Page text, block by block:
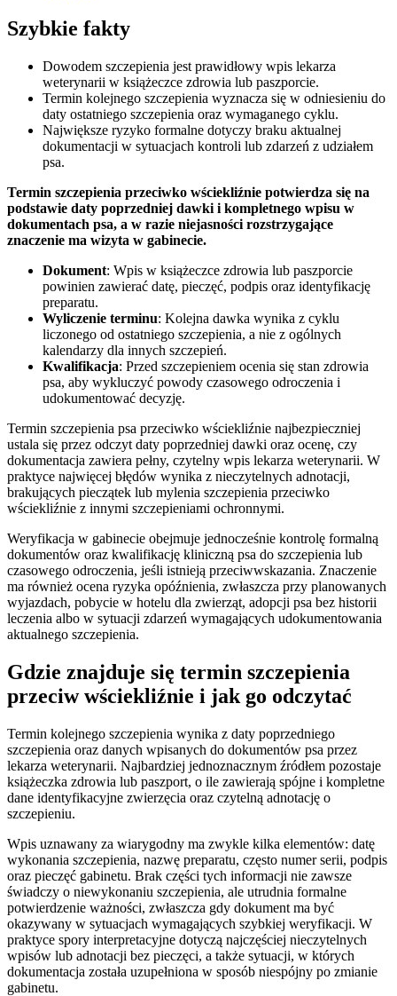
Szybkie fakty
Dowodem szczepienia jest prawidłowy wpis lekarza
weterynarii w książeczce zdrowia lub paszporcie.
Termin kolejnego szczepienia wyznacza się w odniesieniu do
daty ostatniego szczepienia oraz wymaganego cyklu.
Największe ryzyko formalne dotyczy braku aktualnej
dokumentacji w sytuacjach kontroli lub zdarzeń z udziałem
psa.
Termin szczepienia przeciwko wściekliźnie potwierdza się na
podstawie daty poprzedniej dawki i kompletnego wpisu w
dokumentach psa, a w razie niejasności rozstrzygające
znaczenie ma wizyta w gabinecie.
Dokument: Wpis w książeczce zdrowia lub paszporcie
powinien zawierać datę, pieczęć, podpis oraz identyfikację
preparatu.
Wyliczenie terminu: Kolejna dawka wynika z cyklu
liczonego od ostatniego szczepienia, a nie z ogólnych
kalendarzy dla innych szczepień.
Kwalifikacja: Przed szczepieniem ocenia się stan zdrowia
psa, aby wykluczyć powody czasowego odroczenia i
udokumentować decyzję.
Termin szczepienia psa przeciwko wściekliźnie najbezpieczniej
ustala się przez odczyt daty poprzedniej dawki oraz ocenę, czy
dokumentacja zawiera pełny, czytelny wpis lekarza weterynarii. W
praktyce najwięcej błędów wynika z nieczytelnych adnotacji,
brakujących pieczątek lub mylenia szczepienia przeciwko
wściekliźnie z innymi szczepieniami ochronnymi.
Weryfikacja w gabinecie obejmuje jednocześnie kontrolę formalną
dokumentów oraz kwalifikację kliniczną psa do szczepienia lub
czasowego odroczenia, jeśli istnieją przeciwwskazania. Znaczenie
ma również ocena ryzyka opóźnienia, zwłaszcza przy planowanych
wyjazdach, pobycie w hotelu dla zwierząt, adopcji psa bez historii
leczenia albo w sytuacji zdarzeń wymagających udokumentowania
aktualnego szczepienia.
Gdzie znajduje się termin szczepienia
przeciw wściekliźnie i jak go odczytać
Termin kolejnego szczepienia wynika z daty poprzedniego
szczepienia oraz danych wpisanych do dokumentów psa przez
lekarza weterynarii. Najbardziej jednoznacznym źródłem pozostaje
książeczka zdrowia lub paszport, o ile zawierają spójne i kompletne
dane identyfikacyjne zwierzęcia oraz czytelną adnotację o
szczepieniu.
Wpis uznawany za wiarygodny ma zwykle kilka elementów: datę
wykonania szczepienia, nazwę preparatu, często numer serii, podpis
oraz pieczęć gabinetu. Brak części tych informacji nie zawsze
świadczy o niewykonaniu szczepienia, ale utrudnia formalne
potwierdzenie ważności, zwłaszcza gdy dokument ma być
okazywany w sytuacjach wymagających szybkiej weryfikacji. W
praktyce spory interpretacyjne dotyczą najczęściej nieczytelnych
wpisów lub adnotacji bez pieczęci, a także sytuacji, w których
dokumentacja została uzupełniona w sposób niespójny po zmianie
gabinetu.